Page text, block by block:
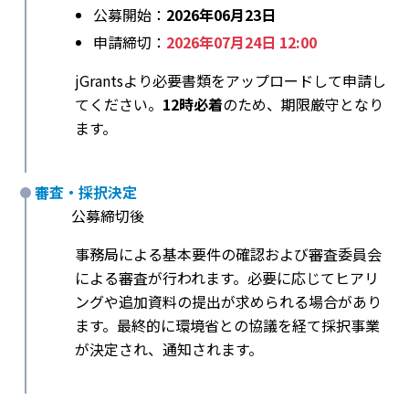
公募開始： 2026年06月23日
申請締切： 2026年07月24日 12:00
jGrantsより必要書類をアップロードして申請し
てください。 12時必着のため、期限厳守となり
ます。
審査・採択決定
公募締切後
事務局による基本要件の確認および審査委員会
による審査が行われます。必要に応じてヒアリ
ングや追加資料の提出が求められる場合があり
ます。最終的に環境省との協議を経て採択事業
が決定され、通知されます。